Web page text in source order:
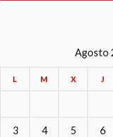
Agosto
L M X J
3 4 5 6